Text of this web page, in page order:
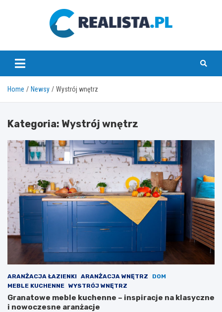
realista.pl
Home Newsy Wystrój wnętrz
Kategoria: Wystrój wnętrz
ARANŻACJA ŁAZIENKI ARANŻACJA WNĘTRZ
DOM
MEBLE KUCHENNE WYSTRÓJ WNĘTRZ
Granatowe meble kuchenne – inspiracje na klasyczne
i nowoczesne aranżacje